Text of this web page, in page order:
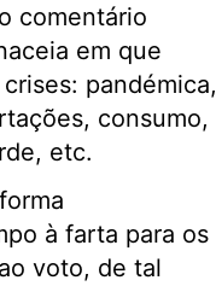
comentário
em que
pandémica,
consumo,
etc.
à farta para os
voto, de tal